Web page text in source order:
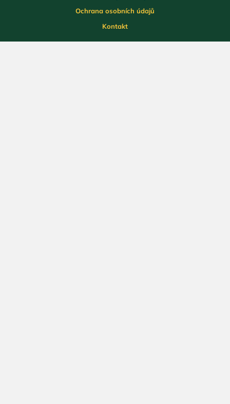
Ochrana osobních údajů
Kontakt